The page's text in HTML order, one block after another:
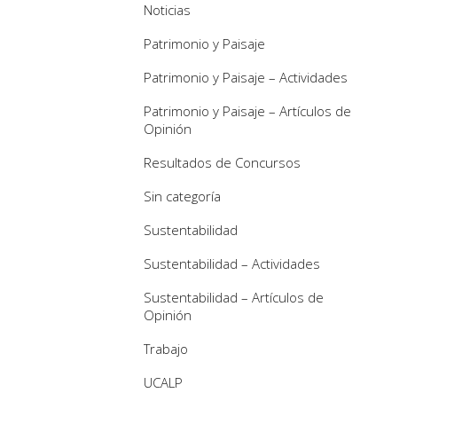
Noticias
Patrimonio y Paisaje
Patrimonio y Paisaje – Actividades
Patrimonio y Paisaje – Artículos de
Opinión
Resultados de Concursos
Sin categoría
Sustentabilidad
Sustentabilidad – Actividades
Sustentabilidad – Artículos de
Opinión
Trabajo
UCALP